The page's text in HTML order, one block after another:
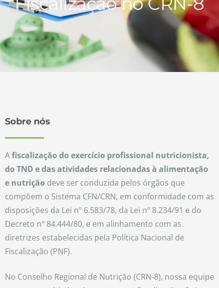
Sobre nós
Afiscalização do exercício profissional nutricionista,
do TND e das atividades relacionadas à alimentação
e nutrição deve ser conduzida pelos órgãos que
compõem o Sistema CFN/CRN, em conformidade com as
disposições da Lei nº 6.583/78, da Lei nº 8.234/91 e do
Decreto nº 84.444/80, e em alinhamento com as
diretrizes estabelecidas pela Política Nacional de
Fiscalização (PNF).
No Conselho Regional de Nutrição (CRN-8), nossa equipe